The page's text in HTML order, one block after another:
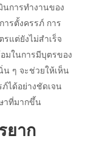
นการทำงานของ
ารตั้งครรภ์ การ
แต่ยังไม่สำเร็จ
มในการมีบุตรของ
น ๆ จะช่วยให้เห็น
ได้อย่างชัดเจน
าที่มากขึ้น
ยาก